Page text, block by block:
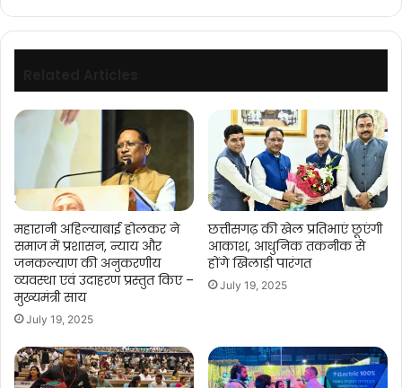
कराया
शपथ
ग्रहण
महारानी अहिल्याबाई होलकर ने
समाज में प्रशासन, न्याय और
जनकल्याण की अनुकरणीय
व्यवस्था एवं उदाहरण प्रस्तुत किए –
मुख्यमंत्री साय
July 19, 2025
छत्तीसगढ़ की खेल प्रतिभाएं छूएंगी
आकाश, आधुनिक तकनीक से
होंगे खिलाड़ी पारंगत
July 19, 2025